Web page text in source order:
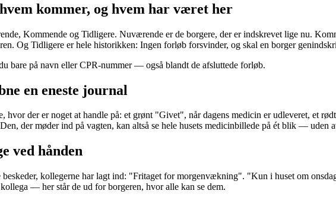
kommer, og hvem har været her
Kommende og Tidligere. Nuværende er de borgere, der er indskrevet lige nu.
Og Tidligere er hele historikken: Ingen forløb forsvinder, og skal en borger
bare på navn eller CPR-nummer — også blandt de afsluttede forløb.
en eneste journal
hvor der er noget at handle på: et grønt "Givet", når dagens medicin er udleveret, et
der møder ind på vagten, kan altså se hele husets medicinbillede på ét blik — uden
ved hånden
beskeder, kollegerne har lagt ind: "Fritaget for morgenvækning". "Kun i huset om
— her står de ud for borgeren, hvor alle kan se dem.